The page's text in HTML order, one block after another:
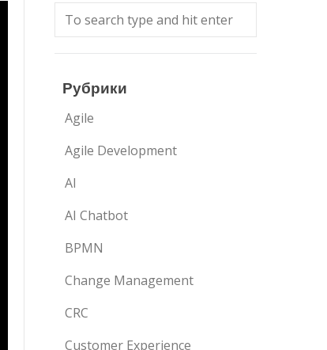
Рубрики
Agile
Agile Development
AI
AI Chatbot
BPMN
Change Management
CRC
Customer Experience